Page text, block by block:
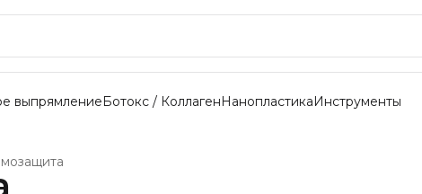
выпрямлениеБотокс / КоллагенНанопластикаИнструменты